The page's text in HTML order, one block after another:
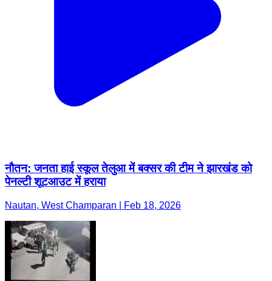
नौतन: जनता हाई स्कूल तेलुआ में बक्सर की टीम ने झारखंड को
पेनल्टी शूटआउट में हराया
Nautan, West Champaran | Feb 18, 2026